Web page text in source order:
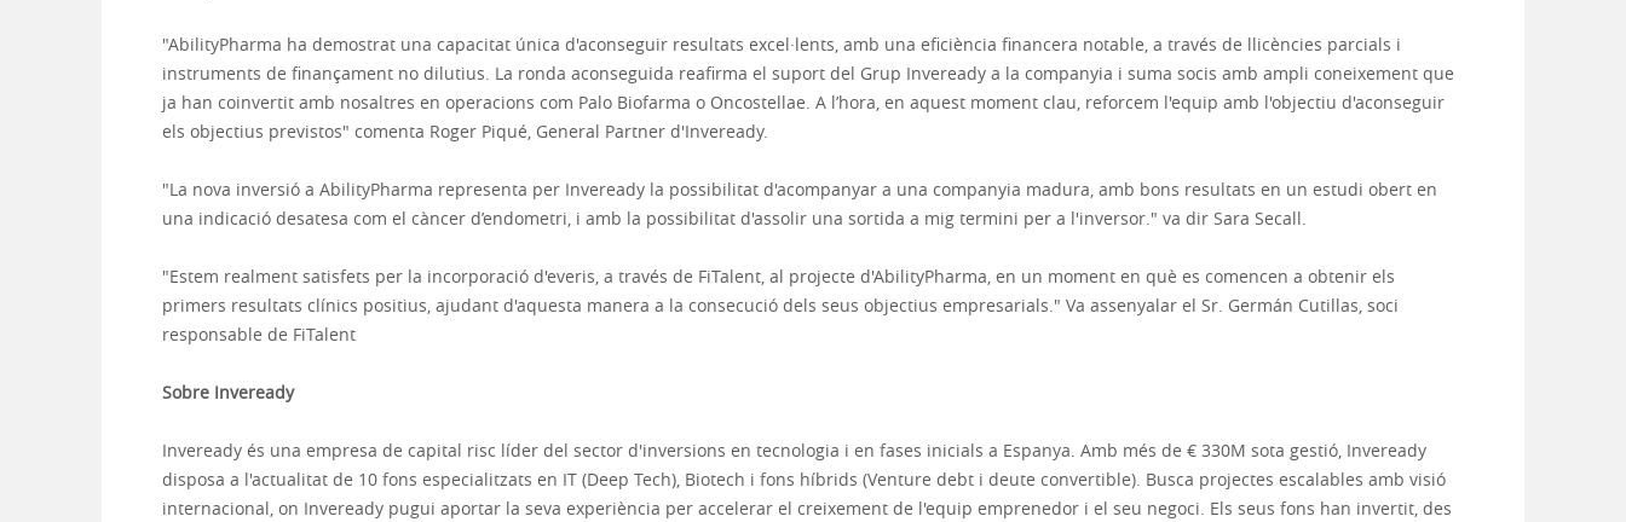
"AbilityPharma ha demostrat una capacitat única d'aconseguir resultats excel·lents, amb una eficiència financera notable, a través de llicències parcials i
instruments de finançament no dilutius. La ronda aconseguida reafirma el suport del Grup Inveready a la companyia i suma socis amb ampli coneixement que
ja han coinvertit amb nosaltres en operacions com Palo Biofarma o Oncostellae. A l’hora, en aquest moment clau, reforcem l'equip amb l'objectiu d'aconseguir
els objectius previstos" comenta Roger Piqué, General Partner d'Inveready.
"La nova inversió a AbilityPharma representa per Inveready la possibilitat d'acompanyar a una companyia madura, amb bons resultats en un estudi obert en
una indicació desatesa com el càncer d’endometri, i amb la possibilitat d'assolir una sortida a mig termini per a l'inversor." va dir Sara Secall.
"Estem realment satisfets per la incorporació d'everis, a través de FiTalent, al projecte d'AbilityPharma, en un moment en què es comencen a obtenir els
primers resultats clínics positius, ajudant d'aquesta manera a la consecució dels seus objectius empresarials." Va assenyalar el Sr. Germán Cutillas, soci
responsable de FiTalent
Sobre Inveready
Inveready és una empresa de capital risc líder del sector d'inversions en tecnologia i en fases inicials a Espanya. Amb més de € 330M sota gestió, Inveready
disposa a l'actualitat de 10 fons especialitzats en IT (Deep Tech), Biotech i fons híbrids (Venture debt i deute convertible). Busca projectes escalables amb visió
internacional, on Inveready pugui aportar la seva experiència per accelerar el creixement de l'equip emprenedor i el seu negoci. Els seus fons han invertit, des